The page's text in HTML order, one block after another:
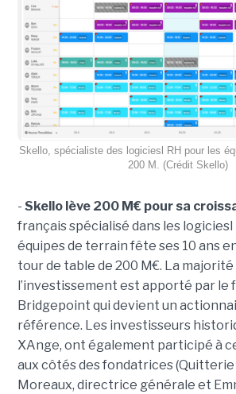
Skello, spécialiste des logiciesl RH pour les
200 M. (Crédit Skello)
- Skello lève 200 M€ pour sa
français spécialisé dans les logiciesl
équipes de terrain fête ses 10 ans
tour de table de 200 M€. La majorité
l’investissement est apporté par le
Bridgepoint qui devient un
référence. Les investisseurs
XAnge, ont également participé à
aux côtés des fondatrices
Moreaux, directrice générale et